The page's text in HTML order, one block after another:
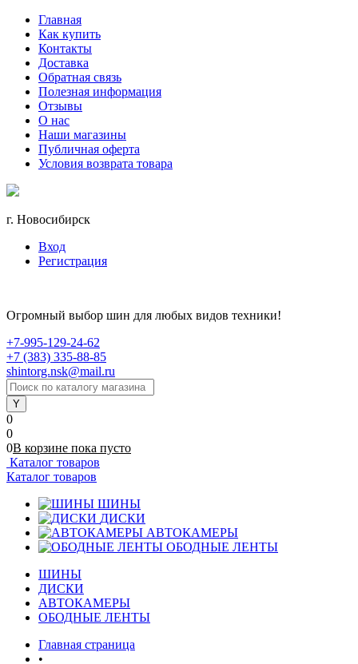
Главная
Как купить
Контакты
Доставка
Обратная связь
Полезная информация
Отзывы
О нас
Наши магазины
Публичная оферта
Условия возврата товара
г. Новосибирск
Вход
Регистрация
Огромный выбор шин для любых видов техники!
+7-995-129-24-62
+7 (383) 335-88-85
shintorg.nsk@mail.ru
0
0
0В корзине пока пусто
Каталог товаров
Каталог товаров
ШИНЫ
ДИСКИ
АВТОКАМЕРЫ
ОБОДНЫЕ ЛЕНТЫ
ШИНЫ
ДИСКИ
АВТОКАМЕРЫ
ОБОДНЫЕ ЛЕНТЫ
Главная страница
•